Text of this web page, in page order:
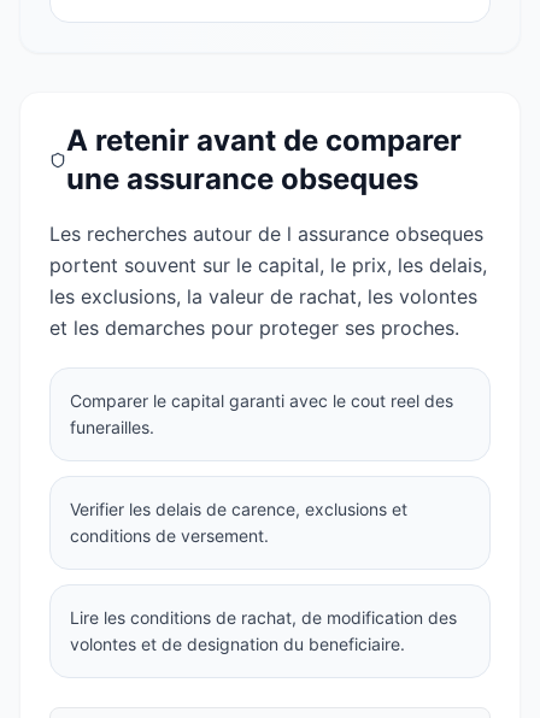
A retenir avant de comparer
une assurance obseques
Les recherches autour de l assurance obseques
portent souvent sur le capital, le prix, les delais,
les exclusions, la valeur de rachat, les volontes
et les demarches pour proteger ses proches.
Comparer le capital garanti avec le cout reel des
funerailles.
Verifier les delais de carence, exclusions et
conditions de versement.
Lire les conditions de rachat, de modification des
volontes et de designation du beneficiaire.